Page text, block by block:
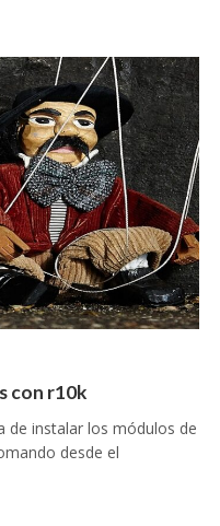
con r10k
de instalar los módulos de
desde el